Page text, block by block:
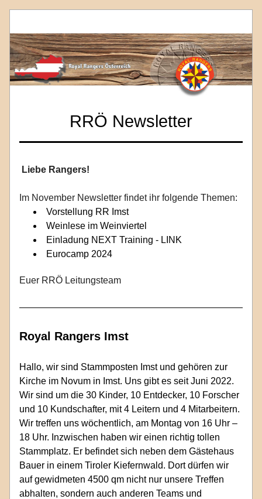
RRÖ Newsletter
Liebe Rangers!
Im November Newsletter findet ihr folgende Themen:
Vorstellung RR Imst
Weinlese im Weinviertel
Einladung NEXT Training - LINK
Eurocamp 2024
Euer RRÖ Leitungsteam
Royal Rangers Imst
Hallo, wir sind Stammposten Imst und gehören zur
Kirche im Novum in Imst. Uns gibt es seit Juni 2022.
Wir sind um die 30 Kinder, 10 Entdecker, 10 Forscher
und 10 Kundschafter, mit 4 Leitern und 4 Mitarbeitern.
Wir treffen uns wöchentlich, am Montag von 16 Uhr –
18 Uhr. Inzwischen haben wir einen richtig tollen
Stammplatz. Er befindet sich neben dem Gästehaus
Bauer in einem Tiroler Kiefernwald. Dort dürfen wir
auf gewidmeten 4500 qm nicht nur unsere Treffen
abhalten, sondern auch anderen Teams und